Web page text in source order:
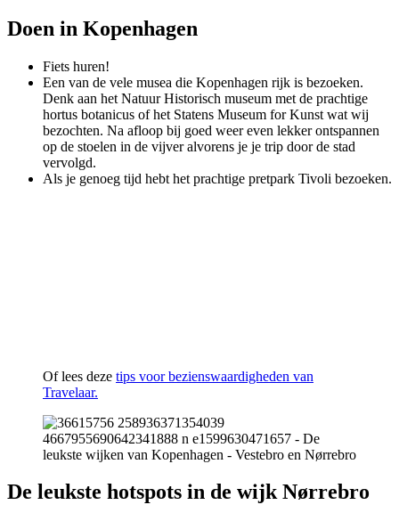
Doen in Kopenhagen
Fiets huren!
Een van de vele musea die Kopenhagen rijk is bezoeken.
Denk aan het Natuur Historisch museum met de prachtige
hortus botanicus of het Statens Museum for Kunst wat wij
bezochten. Na afloop bij goed weer even lekker ontspannen
op de stoelen in de vijver alvorens je je trip door de stad
vervolgd.
Als je genoeg tijd hebt het prachtige pretpark Tivoli bezoeken.
Of lees deze tips voor bezienswaardigheden van
Travelaar.
De leukste hotspots in de wijk Nørrebro